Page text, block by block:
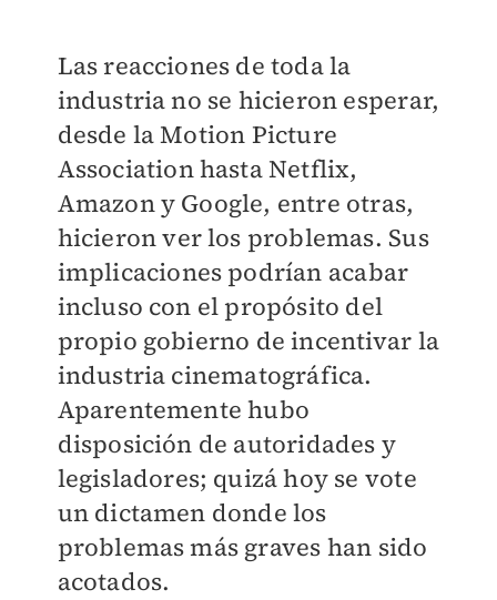
Las reacciones de toda la
industria no se hicieron esperar,
desde la Motion Picture
Association hasta Netflix,
Amazon y Google, entre otras,
hicieron ver los problemas. Sus
implicaciones podrían acabar
incluso con el propósito del
propio gobierno de incentivar la
industria cinematográfica.
Aparentemente hubo
disposición de autoridades y
legisladores; quizá hoy se vote
un dictamen donde los
problemas más graves han sido
acotados.